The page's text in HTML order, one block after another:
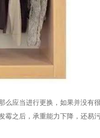
么应当进行更换，如果并没有
霉之后，承重能力下降，还易